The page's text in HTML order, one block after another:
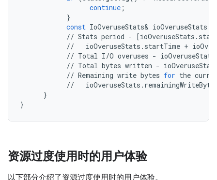
continue ;
}
const IoOveruseStats& ioOveruseStats
// Stats period - [ioOveruseStats .
//
ioOveruseStats . startTime +
// Total I/O overuses - ioOveruseStats
// Total bytes written -
// Remaining write bytes for the
//
ioOveruseStats .
}
}
资源过度使用时的用户体验
以下部分介绍了资源过度使用时的用户体验。